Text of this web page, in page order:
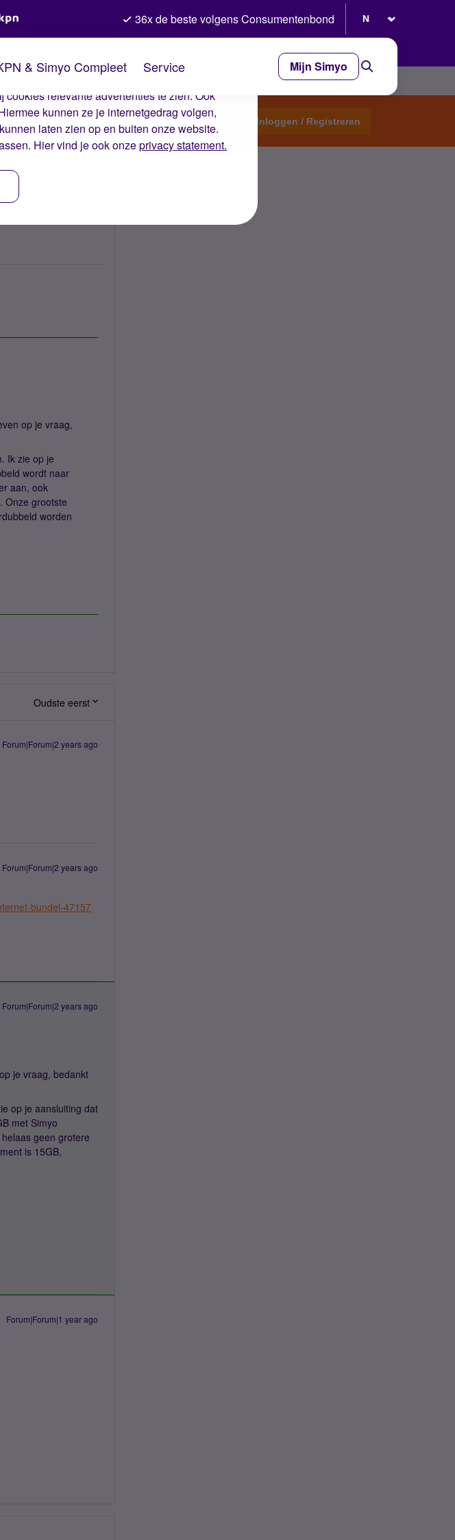
zorgen wij ervoor dat je ervaring op de
relevante advertenties te zien. Ook
kunnen ze je internetgedrag volgen,
laten zien op en buiten onze website.
Hier vind je ook onzeprivacy statement.
36x de beste volgens Consumentenbond
& Simyo Compleet Service Mijn Simyo
Start een topic Inloggen / Registreren
op je vraag,
Ik zie op je
wordt naar
aan, ook
Onze grootste
worden
Oudste eerst
Forum|Forum|2 years ago
Forum|Forum|2 years ago
bundel-47157
Forum|Forum|2 years ago
je vraag, bedankt
op je aansluiting dat
met Simyo
geen grotere
is 15GB,
Forum|Forum|1 year ago